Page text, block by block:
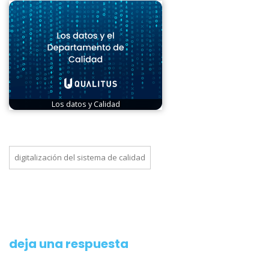
Los datos y Calidad
digitalización del sistema de calidad
deja una respuesta